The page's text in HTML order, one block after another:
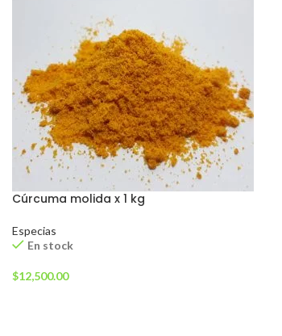
Cúrcuma molida x 1 kg
Especias
En stock
$12,500.00